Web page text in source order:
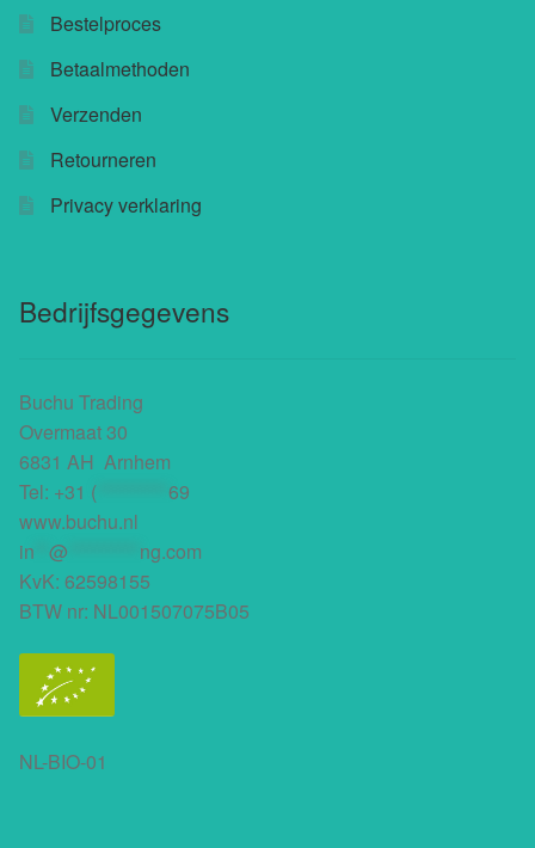
Buchu.ch
Bestelproces
Betaalmethoden
Verzenden
Retourneren
Privacy verklaring
Bedrijfsgegevens
Buchu Trading
Overmaat 30
6831 AH Arnhem
Tel: +31 (
69
www.buchu.nl
in @
ng.com
KvK: 62598155
BTW nr: NL001507075B05
NL-BIO-01